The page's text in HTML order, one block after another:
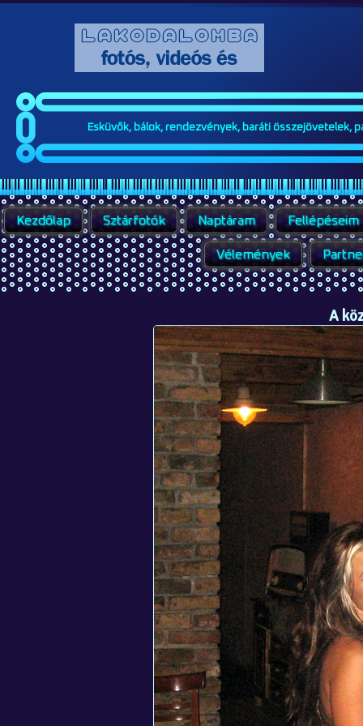
Esküvők, bálok, rendezvények, baráti összejövetelek,
Kezdőlap Sztárfotók Naptáram Fellépéseim
Vélemények
A